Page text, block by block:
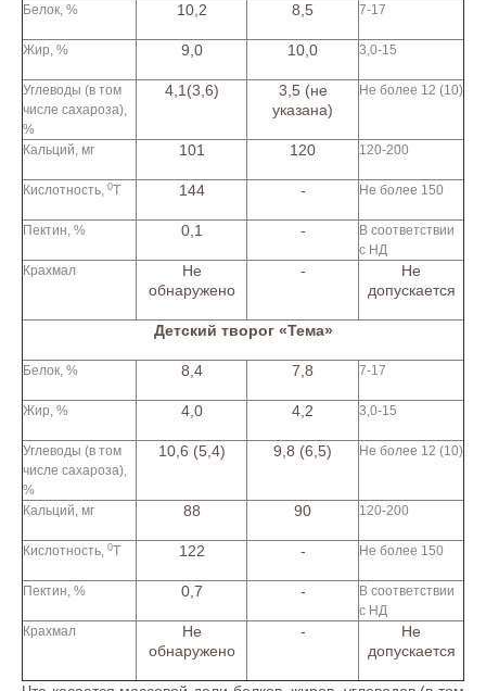
Белок, % 10,2 8,5 7-17
Жир, % 9,0 10,0 3,0-15
Углеводы (в том
числе сахароза),
%
4,1(3,6)
3,5 (не
указана)
Не более 12 (10)
Кальций, мг 101 120 120-200
Кислотность, 0Т 144 - Не более 150
Пектин, % 0,1 -
В соответствии
с НД
Крахмал
Не
обнаружено
-
Не
допускается
Детский творог «Тема»
Белок, % 8,4 7,8 7-17
Жир, % 4,0 4,2 3,0-15
Углеводы (в том
числе сахароза),
%
10,6 (5,4) 9,8 (6,5) Не более 12 (10)
Кальций, мг 88 90 120-200
Кислотность, 0Т 122 - Не более 150
Пектин, % 0,7 -
В соответствии
с НД
Крахмал
Не
обнаружено
-
Не
допускается